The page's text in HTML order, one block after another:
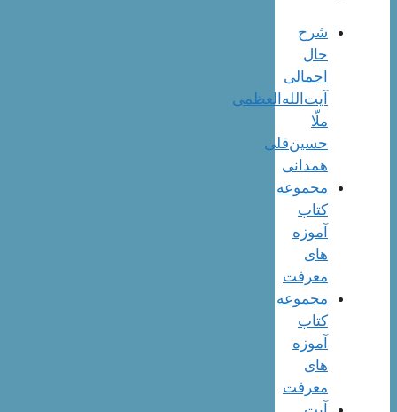
شرح
حال
اجمالی
آیت‌الله‌العظمی
ملّا
حسین‌قلی
همدانی
مجموعه
کتاب
آموزه
های
معرفت
مجموعه
کتاب
آموزه
های
معرفت